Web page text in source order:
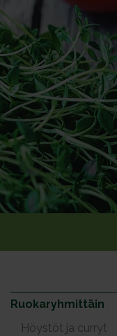
Ruokaryhmittäin
Höystöt ja curryt